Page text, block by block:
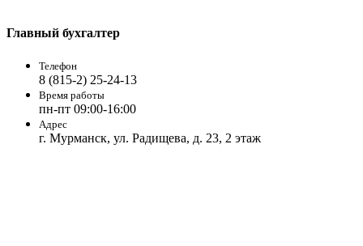
Главный бухгалтер
Телефон
8 (815-2) 25-24-13
Время работы
пн-пт 09:00-16:00
Адрес
г. Мурманск, ул. Радищева, д. 23, 2 этаж